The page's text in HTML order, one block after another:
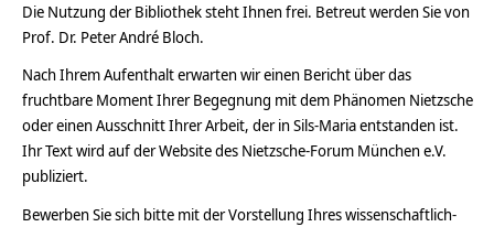
Die Nutzung der Bibliothek steht Ihnen frei. Betreut werden Sie von
Prof. Dr. Peter André Bloch.
Nach Ihrem Aufenthalt erwarten wir einen Bericht über das
fruchtbare Moment Ihrer Begegnung mit dem Phänomen Nietzsche
oder einen Ausschnitt Ihrer Arbeit, der in Sils-Maria entstanden ist.
Ihr Text wird auf der Website des Nietzsche-Forum München e.V.
publiziert.
Bewerben Sie sich bitte mit der Vorstellung Ihres wissenschaftlich-